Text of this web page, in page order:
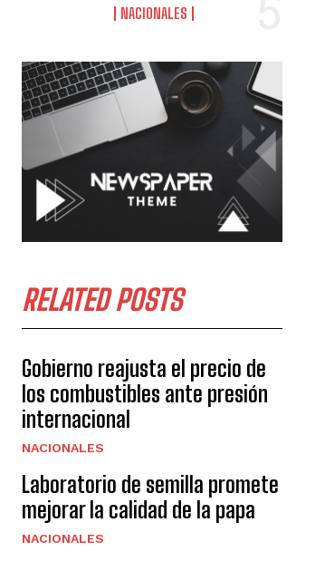
NACIONALES
RELATED POSTS
Gobierno reajusta el precio de
los combustibles ante presión
internacional
NACIONALES
Laboratorio de semilla promete
mejorar la calidad de la papa
NACIONALES